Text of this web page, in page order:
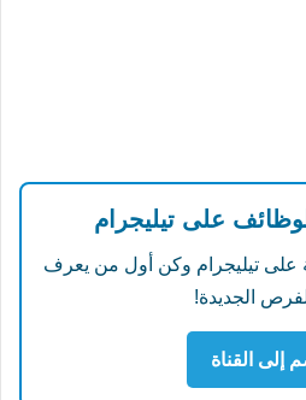
على تيليجرام
على تيليجرام وكن أول من يعرف
الجديدة!
إلى القناة